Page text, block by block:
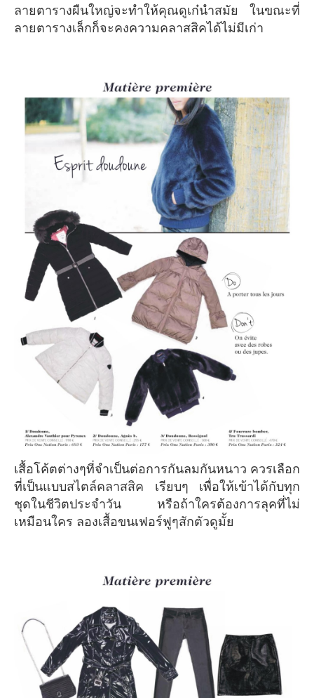
ลายตารางผืนใหญ่จะทำให้คุณดูเก๋นำสมัย ในขณะที่
ลายตารางเล็กก็จะคงความคลาสสิคได้ไม่มีเก่า
เสื้อโค้ตต่างๆที่จำเป็นต่อการกันลมกันหนาว ควรเลือก
ที่เป็นแบบสไตล์คลาสสิค เรียบๆ เพื่อให้เข้าได้กับทุก
ชุดในชีวิตประจำวัน หรือถ้าใครต้องการลุคที่ไม่
เหมือนใคร ลองเสื้อขนเฟอร์ฟูๆสักตัวดูมั้ย